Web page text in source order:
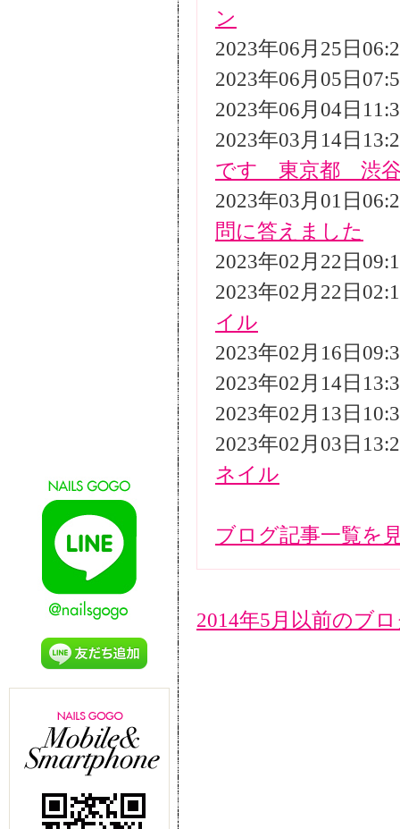
ン
2023年06月25日
2023年06月05日
2023年06月04日
2023年03月14日
です 東京都 渋
2023年03月01日
問に答えました
2023年02月22日
2023年02月22日
イル
2023年02月16日
2023年02月14日
2023年02月13日
2023年02月03日
ネイル
ブログ記事一覧を
2014年5月以前のブ